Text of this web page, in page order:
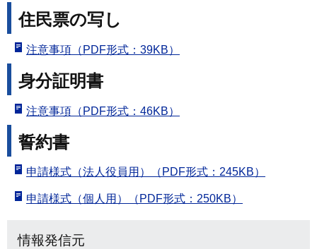
住民票の写し
注意事項（PDF形式：39KB）
身分証明書
注意事項（PDF形式：46KB）
誓約書
申請様式（法人役員用）（PDF形式：245KB）
申請様式（個人用）（PDF形式：250KB）
情報発信元